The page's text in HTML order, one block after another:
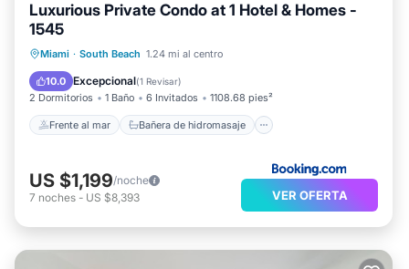
Luxurious Private Condo at 1 Hotel & Homes -
1545
Miami · South Beach 1.24 mi al centro
10.0 Excepcional(1 Revisar)
2 Dormitorios 1 Baño 6 Invitados 1108.68 pies²
Frente al mar Bañera de hidromasaje
Frente al mar
Bañera de hidromasaje
Desayuno
Aparcamiento
US $1,199/noche
7 noches - US $8,393 VER OFERTA